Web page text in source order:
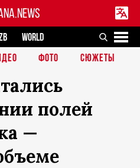
WORLD
ФОТО СЮЖЕТЫ
полей
—